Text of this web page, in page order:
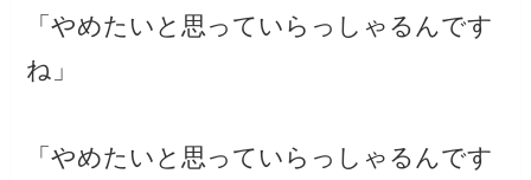
「やめたいと思っていらっしゃるんです
ね」
「やめたいと思っていらっしゃるんです